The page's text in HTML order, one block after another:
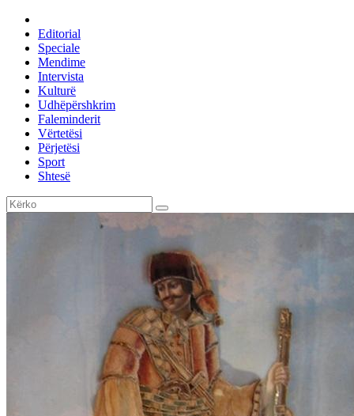
Editorial
Speciale
Mendime
Intervista
Kulturë
Udhëpërshkrim
Faleminderit
Vërtetësi
Përjetësi
Sport
Shtesë